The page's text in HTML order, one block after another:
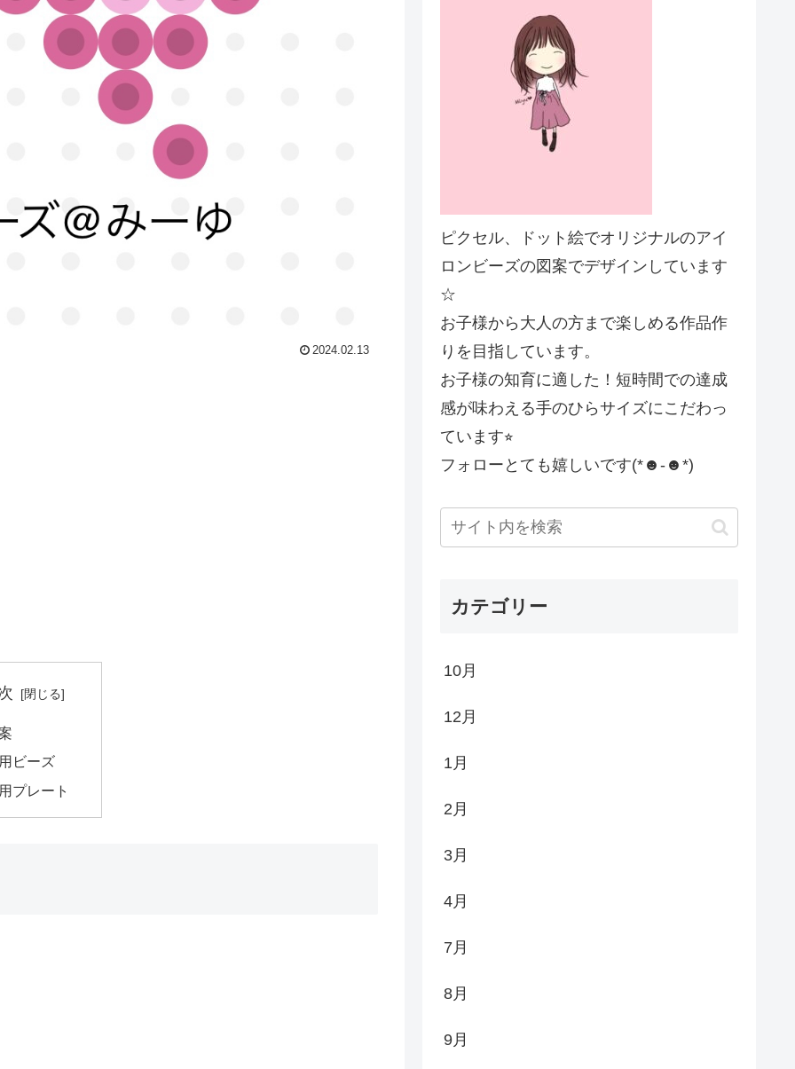
2024.02.13
ビーズ
プレート
ピクセル、ドット絵でオリジナルのアイ
ロンビーズの図案でデザインしています
☆
お子様から大人の方まで楽しめる作品作
りを目指しています。
お子様の知育に適した！短時間での達成
感が味わえる手のひらサイズにこだわっ
ています⭐︎
フォローとても嬉しいです(*☻-☻*)
カテゴリー
10月
12月
1月
2月
3月
4月
7月
8月
9月